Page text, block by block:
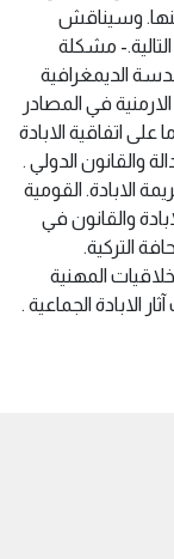
منها. وسيناقش
مشكلة
الديمغرافية
الارمنية في المصادر
الابادة الجماعية والقانون الدولي: 60 عاما على اتفاقية الابادة
والقانون الدولي .
الابادة. القومية
والقانون في
التركية.
المهنية
الابادة الجماعية .